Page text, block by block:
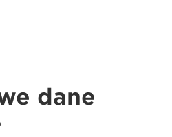
dane